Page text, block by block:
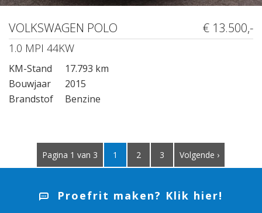
VOLKSWAGEN POLO € 13.500,-
1.0 MPI 44KW
KM-Stand
17.793 km
Bouwjaar
2015
Brandstof
Benzine
Pagina 1 van 3 1 2 3 Volgende ›
Proefrit maken? Klik hier!